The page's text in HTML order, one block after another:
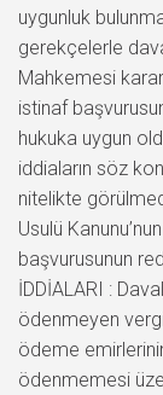
uygunluk
gerekçelerle
Mahkemesi
istinaf
hukuka uygun
iddiaların söz
nitelikte
Usulü
başvurusunun
İDDİALARI :
ödenmeyen
ödeme
ödenmemesi